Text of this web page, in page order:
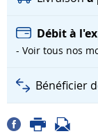
Débit à
- Voir tous nos
Bénéficier